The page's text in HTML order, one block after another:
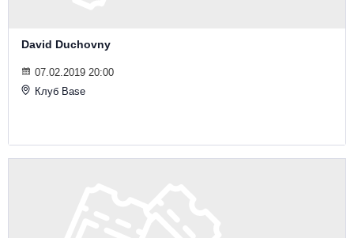
David Duchovny
07.02.2019 20:00
Клуб Base